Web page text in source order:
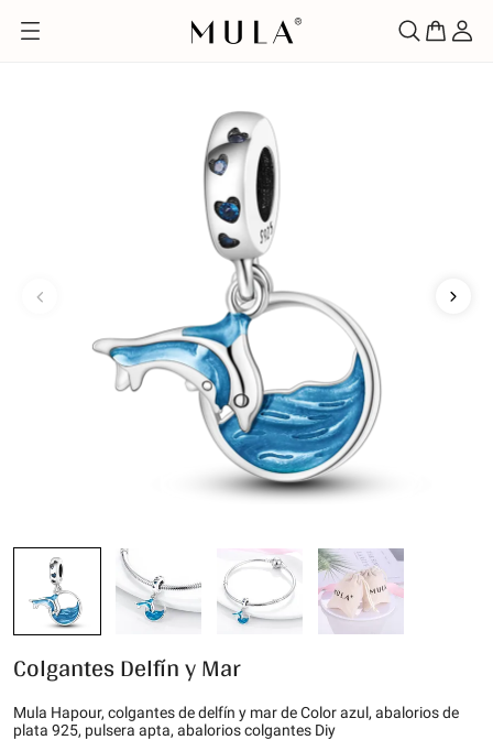
Colgantes Delfín y Mar
Mula Hapour, colgantes de delfín y mar de Color azul, abalorios de
plata 925, pulsera apta, abalorios colgantes Diy